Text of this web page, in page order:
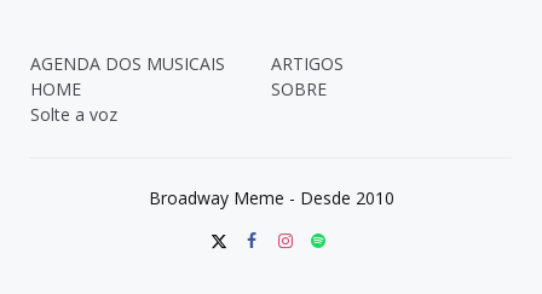
AGENDA DOS MUSICAIS
ARTIGOS
HOME
SOBRE
Solte a voz
Broadway Meme - Desde 2010